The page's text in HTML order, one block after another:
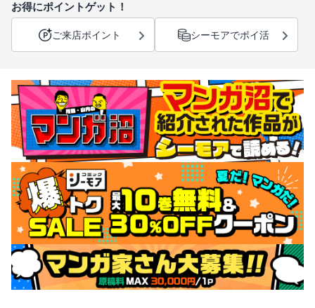
お得にポイントゲット！
ご来店ポイント シーモアでポイ活